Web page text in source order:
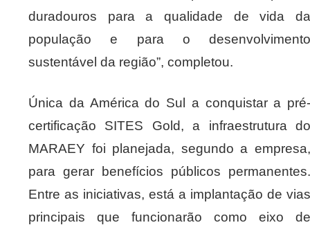
duradouros para a qualidade de vida da
população e para o desenvolvimento
sustentável da região”, completou.
Única da América do Sul a conquistar a pré-
certificação SITES Gold, a infraestrutura do
MARAEY foi planejada, segundo a empresa,
para gerar benefícios públicos permanentes.
Entre as iniciativas, está a implantação de vias
principais que funcionarão como eixo de